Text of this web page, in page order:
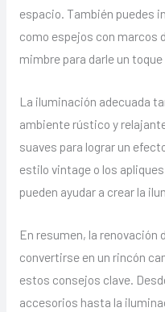
espacio. También puedes
como espejos con marcos
mimbre para darle un
La iluminación adecuada
ambiente rústico y
suaves para lograr un
estilo vintage o los
pueden ayudar a crear la
En resumen, la renovación
convertirse en un rincón
estos consejos clave.
accesorios hasta la